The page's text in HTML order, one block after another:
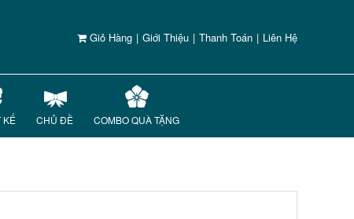
Giỏ Hàng | Giới Thiệu | Thanh Toán | Liên Hệ
KẾ CHỦ ĐỀ COMBO QUÀ TẶNG